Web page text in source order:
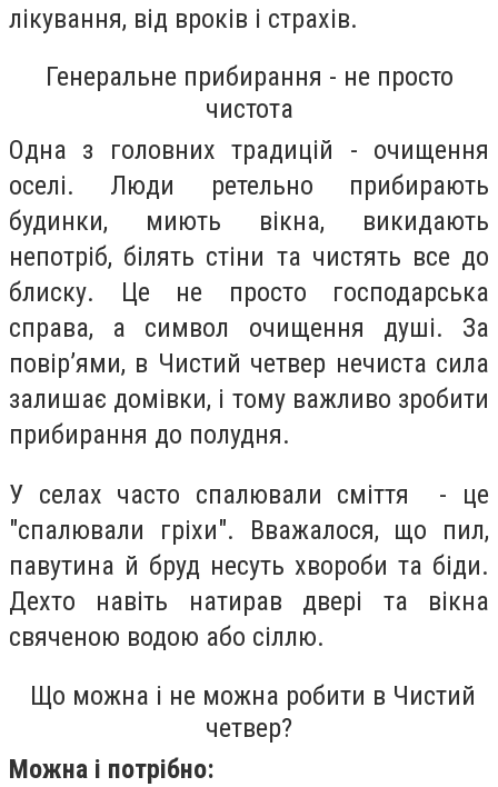
лікування, від вроків і страхів.
Генеральне прибирання - не просто
чистота
Одна з головних традицій - очищення
оселі. Люди ретельно прибирають
будинки, миють вікна, викидають
непотріб, білять стіни та чистять все до
блиску. Це не просто господарська
справа, а символ очищення душі. За
повір’ями, в Чистий четвер нечиста сила
залишає домівки, і тому важливо зробити
прибирання до полудня.
У селах часто спалювали сміття - це
"спалювали гріхи". Вважалося, що пил,
павутина й бруд несуть хвороби та біди.
Дехто навіть натирав двері та вікна
свяченою водою або сіллю.
Що можна і не можна робити в Чистий
четвер?
Можна і потрібно: